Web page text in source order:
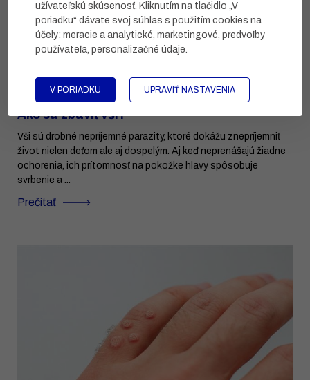
užívateľskú skúsenosť. Kliknutím na tlačidlo „V
poriadku“ dávate svoj súhlas s použitím cookies na
účely:meracie a analytické, marketingové, predvoľby
používateľa, personalizačné údaje.
V PORIADKU UPRAVIŤ NASTAVENIA
Ako sa zbaviť vší?
Vši sú drobné nepríjemné parazity, ktoré dokážu znepríjemniť
život nielen deťom ale aj dospelým. Aj keď neprenášajú žiadne
ochorenia, ich prítomnosť na pokožke hlavy spôsobuje
svrbenie a ...
Prečítať